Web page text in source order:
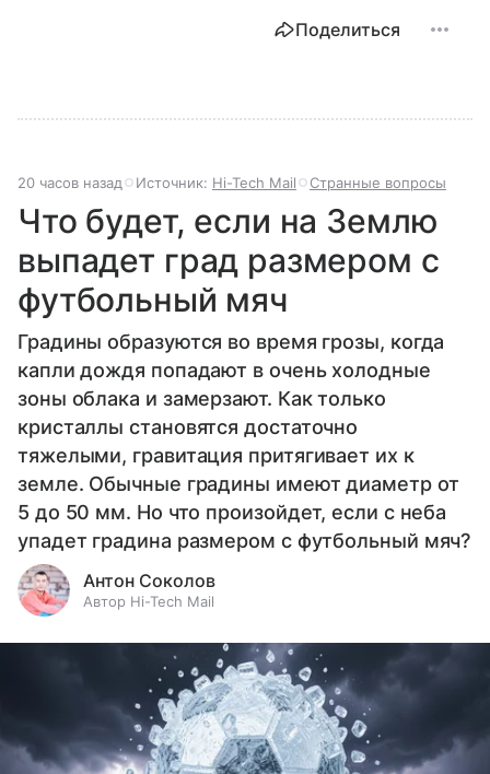
Поделиться
20 часов назад Источник: Hi-Tech Mail Странные вопросы
Что будет, если на Землю
выпадет град размером с
футбольный мяч
Градины образуются во время грозы, когда
капли дождя попадают в очень холодные
зоны облака и замерзают. Как только
кристаллы становятся достаточно
тяжелыми, гравитация притягивает их к
земле. Обычные градины имеют диаметр от
5 до 50 мм. Но что произойдет, если с неба
упадет градина размером с футбольный мяч?
Антон Соколов
Автор Hi-Tech Mail